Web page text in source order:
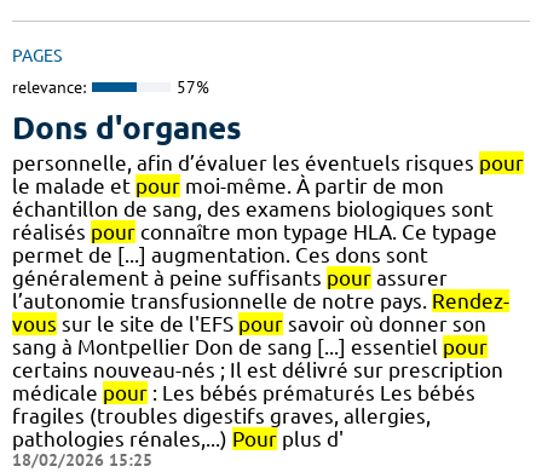
PAGES
relevance: 57%
Dons d'organes
personnelle, afin d’évaluer les éventuels risques pour
le malade et pour moi-même. À partir de mon
échantillon de sang, des examens biologiques sont
réalisés pour connaître mon typage HLA. Ce typage
permet de [...] augmentation. Ces dons sont
généralement à peine suffisants pour assurer
l’autonomie transfusionnelle de notre pays. Rendez-
vous sur le site de l'EFS pour savoir où donner son
sang à Montpellier Don de sang [...] essentiel pour
certains nouveau-nés ; Il est délivré sur prescription
médicale pour : Les bébés prématurés Les bébés
fragiles (troubles digestifs graves, allergies,
pathologies rénales,...) Pour plus d'
18/02/2026 15:25